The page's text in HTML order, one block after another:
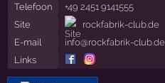
Telefoon
+49 2451 9141555
Site
rockfabrik-club.de
E-mail
info@rockfabrik-club.de
Links